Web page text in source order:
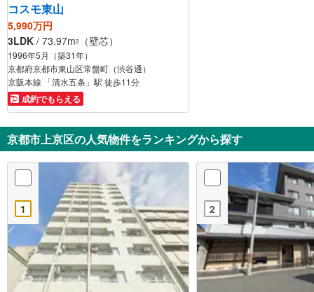
コスモ東山
5,990万円
3LDK / 73.97m2 （壁芯）
1996年5月（築31年）
京都府京都市東山区常盤町（渋谷通）
京阪本線 「清水五条」駅 徒歩11分
成約でもらえる
京都市上京区の人気物件をランキングから探す
1 2